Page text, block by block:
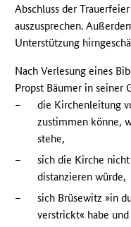
Abschluss der
auszusprechen.
Unterstützung
Nach Verlesung eines
Propst Bäumer in seiner
–
die Kirchenleitung
zustimmen könne,
stehe,
–
sich die Kirche
distanzieren würde,
–
sich Brüsewitz »in
verstrickt« habe